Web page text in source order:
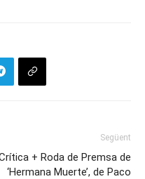
Següent
+ Roda de Premsa de
‘Hermana Muerte’, de Paco